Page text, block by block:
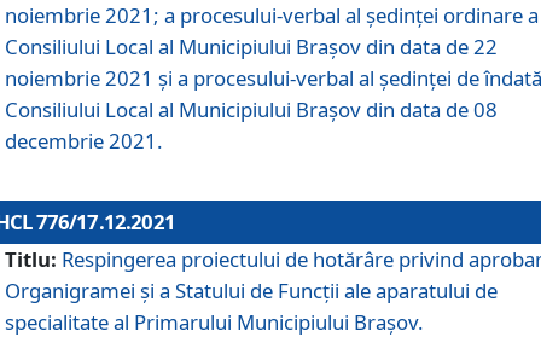
noiembrie 2021; a procesului-verbal al şedinţei ordinare a
Consiliului Local al Municipiului Braşov din data de 22
noiembrie 2021 și a procesului-verbal al şedinţei de
Consiliului Local al Municipiului Braşov din data de 08
decembrie 2021.
776/17.12.2021
Titlu: Respingerea proiectului de hotărâre privind
Organigramei şi a Statului de Funcţii ale aparatului de
specialitate al Primarului Municipiului Braşov.